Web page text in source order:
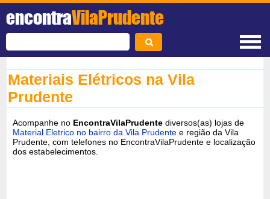
encontraVilaPrudente
Materiais Elétricos na Vila
Prudente
Acompanhe no EncontraVilaPrudente diversos(as) lojas de
Material Eletrico no bairro da Vila Prudente e região da Vila
Prudente, com telefones no EncontraVilaPrudente e localização
dos estabelecimentos.